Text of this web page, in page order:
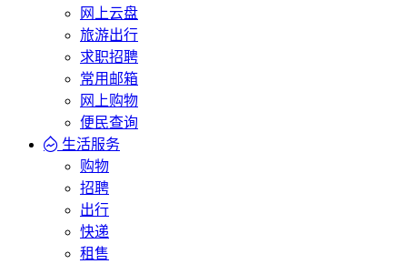
网上云盘
旅游出行
求职招聘
常用邮箱
网上购物
便民查询
生活服务
购物
招聘
出行
快递
租售